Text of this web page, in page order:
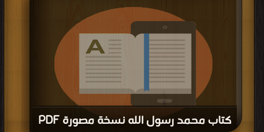
كتب في مجاني
كتاب محمد رسول الله نسخة مصورة PDF